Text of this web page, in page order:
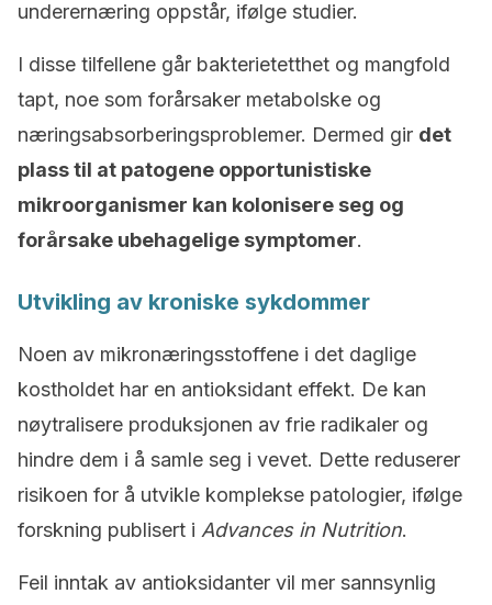
underernæring oppstår, ifølge studier.
I disse tilfellene går bakterietetthet og mangfold
tapt, noe som forårsaker metabolske og
næringsabsorberingsproblemer. Dermed gir det
plass til at patogene opportunistiske
mikroorganismer kan kolonisere seg og
forårsake ubehagelige symptomer.
Utvikling av kroniske sykdommer
Noen av mikronæringsstoffene i det daglige
kostholdet har en antioksidant effekt. De kan
nøytralisere produksjonen av frie radikaler og
hindre dem i å samle seg i vevet. Dette reduserer
risikoen for å utvikle komplekse patologier, ifølge
forskning publisert i Advances in Nutrition.
Feil inntak av antioksidanter vil mer sannsynlig